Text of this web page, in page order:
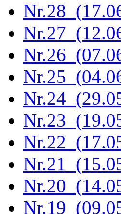
Nr.28
Nr.27
Nr.26
Nr.25
Nr.24
Nr.23
Nr.22
Nr.21
Nr.20
Nr.19